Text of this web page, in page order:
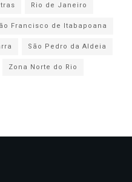
Rio de Janeiro
Francisco de Itabapoana
São Pedro da Aldeia
Zona Norte do Rio